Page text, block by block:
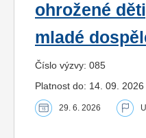
ohrožené
mladé
Číslo výzvy: 085
Platnost do: 14. 09.
29. 6. 2026